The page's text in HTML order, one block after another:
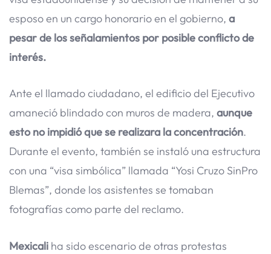
esposo en un cargo honorario en el gobierno, a
pesar de los señalamientos por posible conflicto de
interés.
Ante el llamado ciudadano, el edificio del Ejecutivo
amaneció blindado con muros de madera, aunque
esto no impidió que se realizara la concentración.
Durante el evento, también se instaló una estructura
con una “visa simbólica” llamada “Yosi Cruzo SinPro
Blemas”, donde los asistentes se tomaban
fotografías como parte del reclamo.
Mexicali ha sido escenario de otras protestas